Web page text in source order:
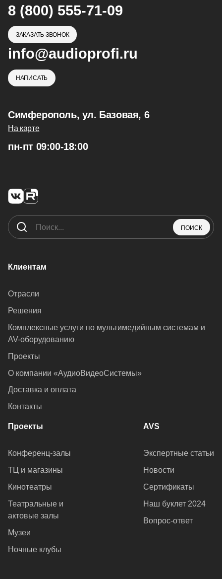
8 (800) 555-71-09
ЗАКАЗАТЬ ЗВОНОК
info@audioprofi.ru
НАПИСАТЬ
Симферополь, ул. Базовая, 6
На карте
пн-пт 09:00-18:00
ПОИСК
Клиентам
Отрасли
Решения
Комплексные услуги по мультимедийным системам и
AV-оборудованию
Проекты
О компании «АудиоВидеоСистемы»
Доставка и оплата
Контакты
Проекты
Конференц-залы
ТЦ и магазины
Кинотеатры
Театральные и
актовые залы
Музеи
Ночные клубы
AVS
Экспертные статьи
Новости
Сертификаты
Наш буклет 2024
Вопрос-ответ